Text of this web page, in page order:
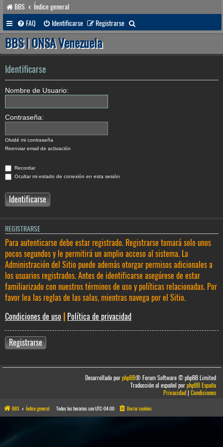
BBS
Índice general
FAQ
Identificarse Registrarse
u
a
BBS | ONSA Venezuela
Identificarse
Nombre de Usuario:
Contraseña:
Olvidé mi contraseña
Reenviar email de activación
Recordar
Ocultar mi estado de conexión en esta sesión
REGISTRARSE
Para autenticarse debe estar registrado. Registrarse tomará solo unos
pocos segundos y le permitirá un amplio acceso al sistema. La
Administración del Sitio puede además otorgar permisos adicionales a
los usuarios registrados. Antes de identificarse asegúrese de estar
familiarizado con nuestros términos de uso y políticas relacionadas. Por
favor lea las reglas de las salas, mientras navega por el Sitio.
Condiciones de uso
Política de privacidad
Registrarse
Desarrollado porphpBB® Forum Software © phpBB Limited
Traducción al español porphpBB España
Privacidad|Condiciones
BBS Índice general Todos los horarios sonUTC-04:00 Borrar cookies